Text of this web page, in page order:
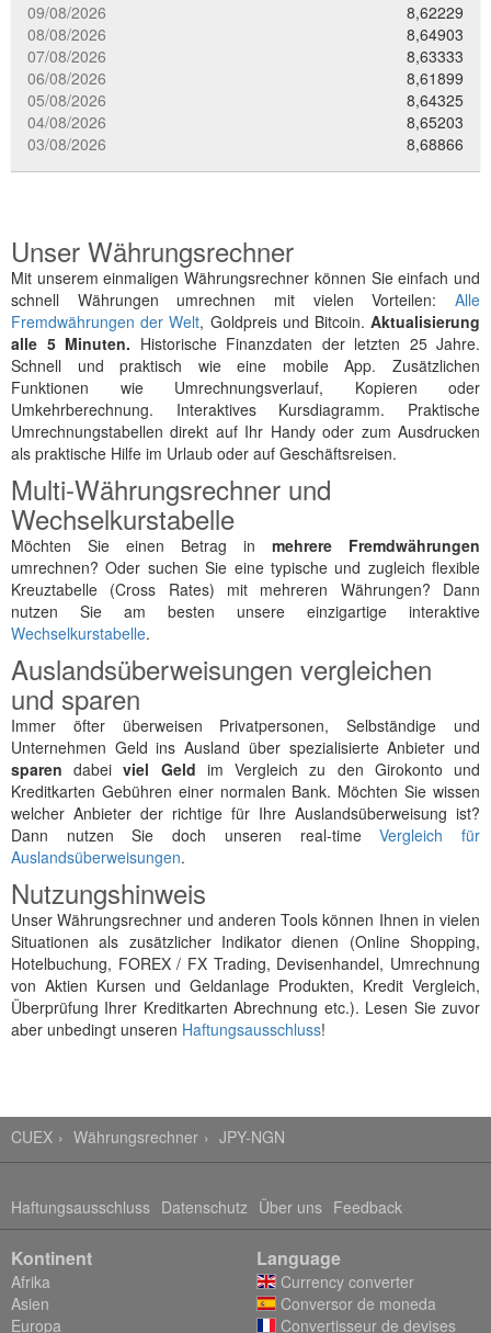
09/08/2026
8,62229
08/08/2026
8,64903
07/08/2026
8,63333
06/08/2026
8,61899
05/08/2026
8,64325
04/08/2026
8,65203
03/08/2026
8,68866
Unser Währungsrechner
Mit unserem einmaligen Währungsrechner können Sie einfach und
schnell Währungen umrechnen mit vielen Vorteilen: Alle
Fremdwährungen der Welt, Goldpreis und Bitcoin. Aktualisierung
alle 5 Minuten. Historische Finanzdaten der letzten 25 Jahre.
Schnell und praktisch wie eine mobile App. Zusätzlichen
Funktionen wie Umrechnungsverlauf, Kopieren oder
Umkehrberechnung. Interaktives Kursdiagramm. Praktische
Umrechnungstabellen direkt auf Ihr Handy oder zum Ausdrucken
als praktische Hilfe im Urlaub oder auf Geschäftsreisen.
Multi-Währungsrechner und
Wechselkurstabelle
Möchten Sie einen Betrag in mehrere Fremdwährungen
umrechnen? Oder suchen Sie eine typische und zugleich flexible
Kreuztabelle (Cross Rates) mit mehreren Währungen? Dann
nutzen Sie am besten unsere einzigartige interaktive
Wechselkurstabelle.
Auslandsüberweisungen vergleichen
und sparen
Immer öfter überweisen Privatpersonen, Selbständige und
Unternehmen Geld ins Ausland über spezialisierte Anbieter und
sparendabeiviel Geld im Vergleich zu den Girokonto und
Kreditkarten Gebühren einer normalen Bank. Möchten Sie wissen
welcher Anbieter der richtige für Ihre Auslandsüberweisung ist?
Dann nutzen Sie doch unseren real-timeVergleich für
Auslandsüberweisungen.
Nutzungshinweis
Unser Währungsrechner und anderen Tools können Ihnen in vielen
Situationen als zusätzlicher Indikator dienen (Online Shopping,
Hotelbuchung, FOREX / FX Trading, Devisenhandel, Umrechnung
von Aktien Kursen und Geldanlage Produkten, Kredit Vergleich,
Überprüfung Ihrer Kreditkarten Abrechnung etc.). Lesen Sie zuvor
aber unbedingt unseren Haftungsausschluss!
CUEX Währungsrechner JPY-NGN
Haftungsausschluss Datenschutz Über uns Feedback
Kontinent
Afrika
Asien
Europa
Language
Currency converter
Conversor de moneda
Convertisseur de devises